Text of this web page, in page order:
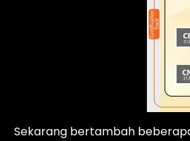
Sekarang bertambah